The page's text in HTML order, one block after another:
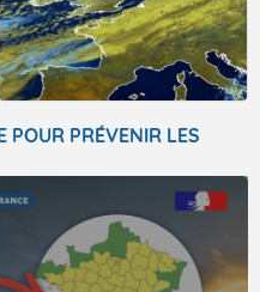
POUR PRÉVENIR LES